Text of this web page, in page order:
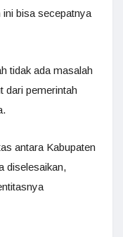
bisa secepatnya
tidak ada masalah
dari pemerintah
antara Kabupaten
diselesaikan,